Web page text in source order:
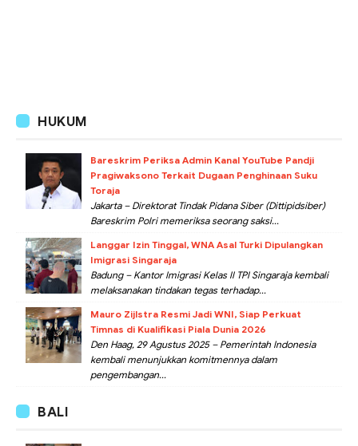
HUKUM
Bareskrim Periksa Admin Kanal YouTube Pandji
Pragiwaksono Terkait Dugaan Penghinaan Suku
Toraja
Jakarta – Direktorat Tindak Pidana Siber (Dittipidsiber)
Bareskrim Polri memeriksa seorang saksi...
Langgar Izin Tinggal, WNA Asal Turki Dipulangkan
Imigrasi Singaraja
Badung – Kantor Imigrasi Kelas II TPI Singaraja kembali
melaksanakan tindakan tegas terhadap...
Mauro Zijlstra Resmi Jadi WNI, Siap Perkuat
Timnas di Kualifikasi Piala Dunia 2026
Den Haag, 29 Agustus 2025 – Pemerintah Indonesia
kembali menunjukkan komitmennya dalam
pengembangan...
BALI